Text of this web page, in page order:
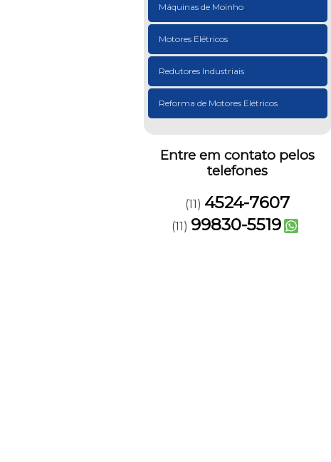
Máquinas de Moinho
Motores Elétricos
Redutores Industriais
Reforma de Motores Elétricos
Entre em contato pelos
telefones
(11) 4524-7607
(11) 99830-5519